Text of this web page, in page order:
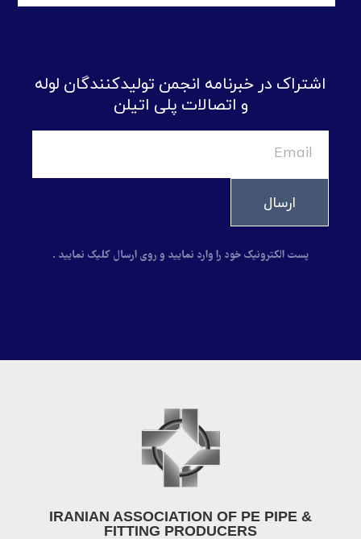
اشتراک در خبرنامه انجمن تولیدکنندگان لوله
و اتصالات پلی اتیلن
ارسال
پست الکترونیک خود را وارد نمایید و روی ارسال کلیک نمایید .
IRANIAN ASSOCIATION OF PE PIPE &
FITTING PRODUCERS